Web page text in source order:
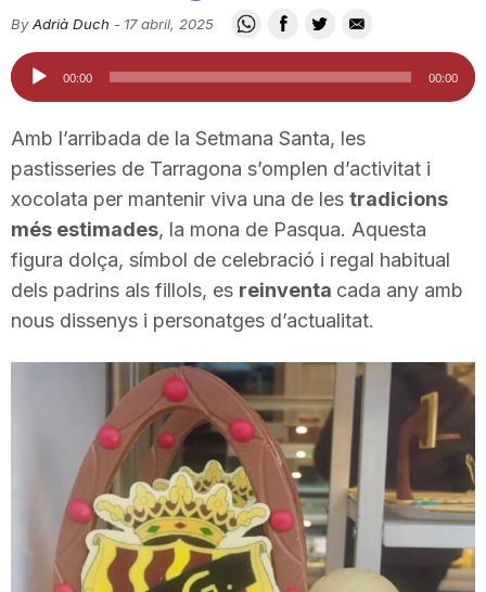
i
t
a
t
By Adrià Duch - 17 abril, 2025
Reproductor
d'àudio
00:00 00:00
Amb l’arribada de la Setmana Santa, les
pastisseries de Tarragona s’omplen d’activitat i
xocolata per mantenir viva una de les tradicions
més estimades, la mona de Pasqua. Aquesta
figura dolça, símbol de celebració i regal habitual
dels padrins als fillols, es reinventa cada any amb
nous dissenys i personatges d’actualitat.